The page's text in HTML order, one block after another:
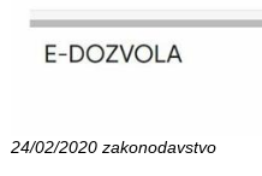
24/02/2020 zakonodavstvo